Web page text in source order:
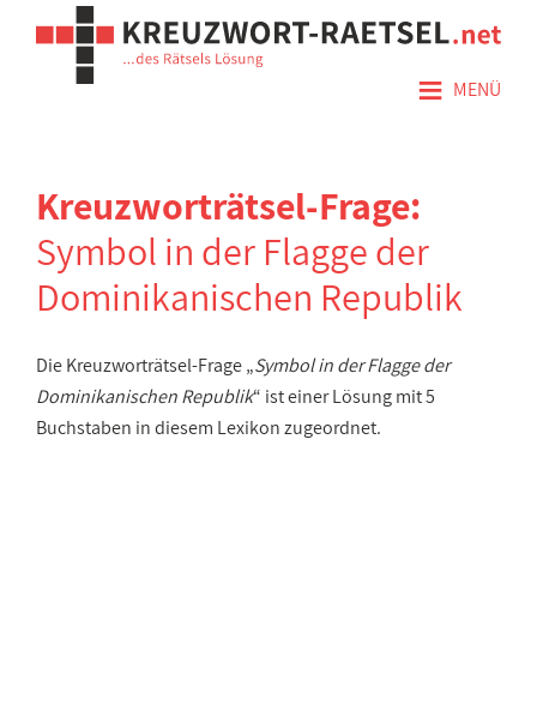
≡ MENÜ
Kreuzworträtsel-Frage:
Symbol in der Flagge der
Dominikanischen Republik
Die Kreuzworträtsel-Frage „Symbol in der Flagge der
Dominikanischen Republik“ ist einer Lösung mit 5
Buchstaben in diesem Lexikon zugeordnet.